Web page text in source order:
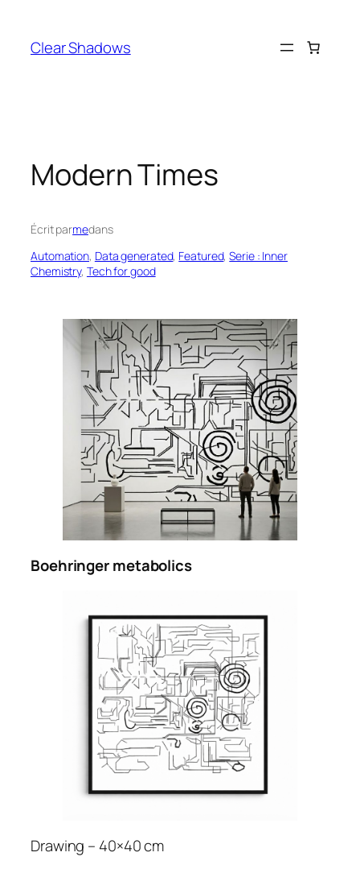
contenu
Clear Shadows
Modern Times
Écrit parmedans
Automation, Data generated, Featured, Serie : Inner
Chemistry, Tech for good
Boehringer metabolics
Drawing – 40×40 cm